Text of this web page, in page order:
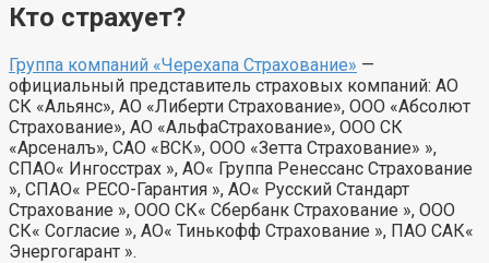
Кто страхует?
Группа компаний «Черехапа Страхование» —
официальный представитель страховых компаний: АО
СК «Альянс», АО «Либерти Страхование», ООО «Абсолют
Страхование», АО «АльфаСтрахование», ООО СК
«Арсеналъ», САО «ВСК», ООО «Зетта Страхование» »,
СПАО« Ингосстрах », АО« Группа Ренессанс Страхование
», СПАО« РЕСО-Гарантия », АО« Русский Стандарт
Страхование », ООО СК« Сбербанк Страхование », ООО
СК« Согласие », АО« Тинькофф Страхование », ПАО САК«
Энергогарант ».